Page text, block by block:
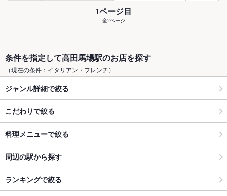
1ページ目
全2ページ
条件を指定して高田馬場駅のお店を探す
（現在の条件：イタリアン・フレンチ）
ジャンル詳細で絞る
こだわりで絞る
料理メニューで絞る
周辺の駅から探す
ランキングで絞る